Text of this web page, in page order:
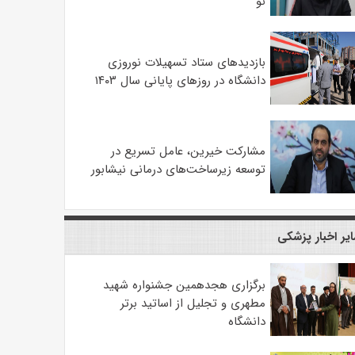
بازدیدهای ستاد تسهیلات نوروزی
دانشگاه در روزهای پایانی سال ۱۴۰۳
مشارکت خیرین، عامل تسریع در
توسعه زیرساخت‌های درمانی نیشابور
اخبار پزشکی
برگزاری هجدهمین جشنواره شهید
مطهری و تجلیل از اساتید برتر
دانشگاه